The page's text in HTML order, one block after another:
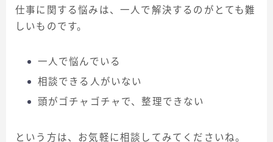
仕事に関する悩みは、一人で解決するのがとても難
しいものです。
一人で悩んでいる
相談できる人がいない
頭がゴチャゴチャで、整理できない
という方は、お気軽に相談してみてくださいね。